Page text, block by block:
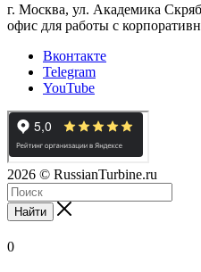
г. Москва, ул. Академика
офис для работы с
Вконтакте
Telegram
YouTube
2026 © RussianTurbine.ru
Найти
0